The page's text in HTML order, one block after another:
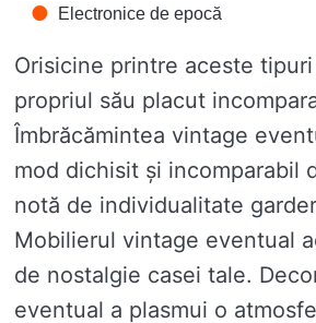
Electronice de epocă
Orisicine printre aceste
propriul său placut
Îmbrăcămintea vintage
mod dichisit și incomparabil
notă de individualitate
Mobilierul vintage eventual
de nostalgie casei tale.
eventual a plasmui o